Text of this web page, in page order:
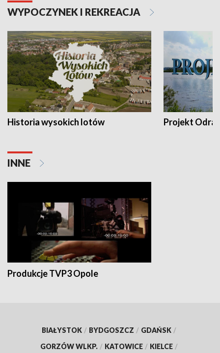
WYPOCZYNEK I REKREACJA
Historia wysokich lotów Projekt Odra
INNE
Produkcje TVP3 Opole
BIAŁYSTOK / BYDGOSZCZ / GDAŃSK /
GORZÓW WLKP. / KATOWICE / KIELCE /